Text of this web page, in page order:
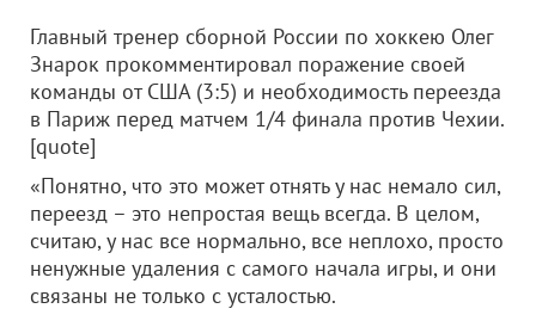
Главный тренер сборной России по хоккею Олег
Знарок прокомментировал поражение своей
команды от США (3:5) и необходимость переезда
в Париж перед матчем 1/4 финала против Чехии.
[quote]
«Понятно, что это может отнять у нас немало сил,
переезд – это непростая вещь всегда. В целом,
считаю, у нас все нормально, все неплохо, просто
ненужные удаления с самого начала игры, и они
связаны не только с усталостью.